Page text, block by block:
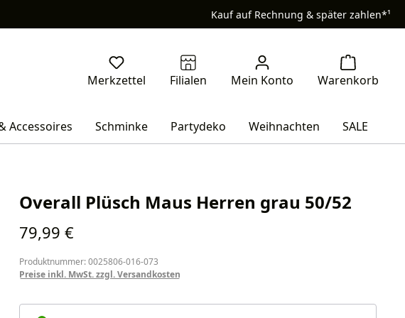
Kauf auf Rechnung & später zahlen*¹
Accessoires Schminke Partydeko Weihnachten SALE
Overall Plüsch Maus Herren grau 50/52
Regulärer Preis:
79,99 €
Produktnummer: 0025806-016-073
Preise inkl. MwSt. zzgl. Versandkosten